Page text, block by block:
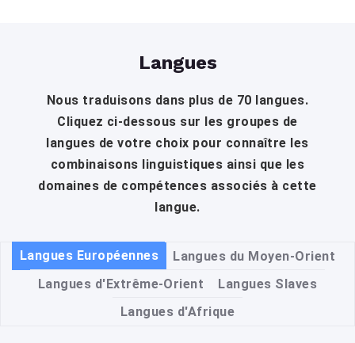
Langues
Nous traduisons dans plus de 70 langues.
Cliquez ci-dessous sur les groupes de
langues de votre choix pour connaître les
combinaisons linguistiques ainsi que les
domaines de compétences associés à cette
langue.
Langues Européennes
Langues du Moyen-Orient
Langues d'Extrême-Orient
Langues Slaves
Langues d'Afrique